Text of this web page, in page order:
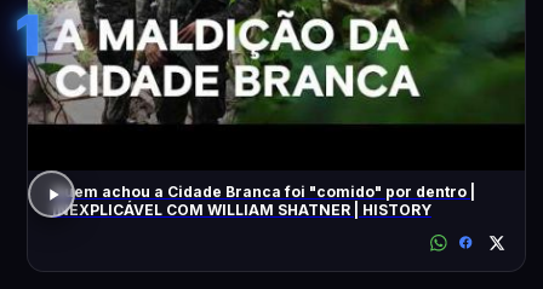
1
Quem achou a Cidade Branca foi "comido" por dentro |
INEXPLICÁVEL COM WILLIAM SHATNER | HISTORY